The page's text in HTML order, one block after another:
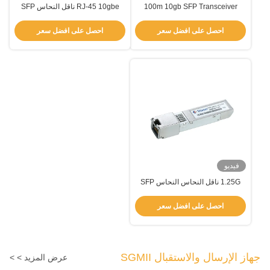
100m 10gb SFP Transceiver
00NIR
احصل على افضل سعر
RJ-45 10gbe ناقل النحاس SFP
TCS-GEM1-01NCR
احصل على افضل سعر
فيديو
1.25G ناقل النحاس النحاس SFP
احصل على افضل سعر
جهاز الإرسال والاستقبال SGMII عرض المزيد > >